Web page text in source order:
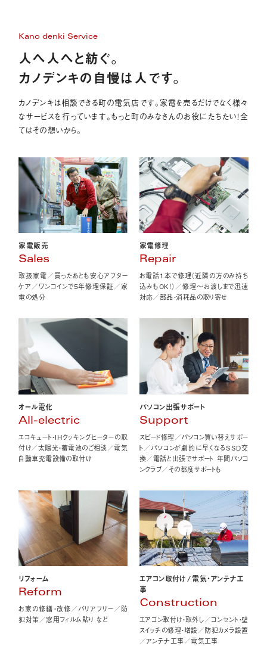
Kano denki Service
人へ人へと紡ぐ。
カノデンキの自慢は人です。
カノデンキは相談できる町の電気店です。家電を売るだけでなく様々
なサービスを行っています。もっと町のみなさんのお役にたちたい！全
てはその想いから。
家電販売
Sales
取扱家電／買ったあとも安心アフター
ケア／ワンコインで5年修理保証／家
電の処分
家電修理
Repair
お電話1本で修理（近隣の方のみ持ち
込みもOK！）／修理〜お渡しまで迅速
対応／部品・消耗品の取り寄せ
オール電化
All-electric
エコキュート・IHクッキングヒーターの取
付け／太陽光・蓄電池のご相談／電気
自動車充電設備の取付け
パソコン出張サポート
Support
スピード修理／パソコン買い替えサポー
ト／パソコンが劇的に早くなるSSD交
換／電話と出張でサポート 年間パソコ
ンクラブ／その都度サポートも
リフォーム
Reform
お家の修繕・改修／バリアフリー／防
犯対策／窓用フィルム貼り など
エアコン取付け/電気・アンテナ工
事
Construction
エアコン取付け・取外し／コンセント・壁
スイッチの修理・増設／防犯カメラ設置
／アンテナ工事／電気工事